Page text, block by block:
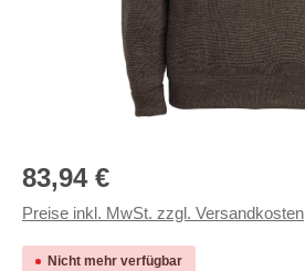
Regulärer Preis:
83,94 €
Preise inkl. MwSt. zzgl. Versandkosten
Nicht mehr verfügbar